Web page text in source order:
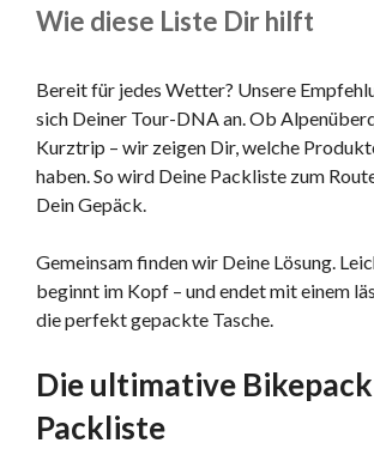
Wie diese Liste Dir hilft
Bereit für jedes Wetter? Unsere
sich Deiner Tour-DNA an. Ob
Kurztrip – wir zeigen Dir, welche
haben. So wird Deine Packliste zum
Dein Gepäck.
Gemeinsam finden wir Deine Lösung.
beginnt im Kopf – und endet mit einem
die perfekt gepackte Tasche.
Die ultimative
Packliste